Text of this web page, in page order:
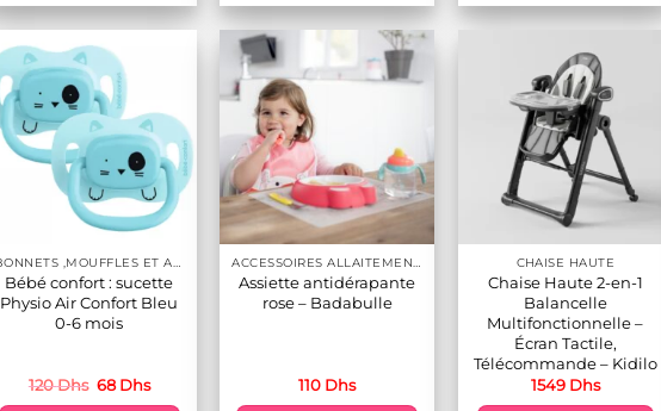
Bébé confort : sucette
Physio Air Confort Bleu
0-6 mois
120Dhs Le
68DhsLe
Assiette antidérapante
rose – Badabulle
110 Dhs
CHAISE HAUTE
Chaise Haute 2-en-1
Balancelle
Multifonctionnelle –
Écran Tactile,
Télécommande – Kidilo
1549 Dhs